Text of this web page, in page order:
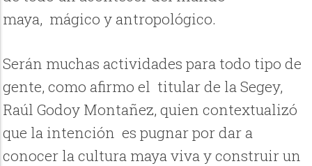
maya, mágico y antropológico.
Serán muchas actividades para todo tipo de
gente, como afirmo el titular de la Segey,
Raúl Godoy Montañez, quien contextualizó
que la intención es pugnar por dar a
conocer la cultura maya viva y construir un